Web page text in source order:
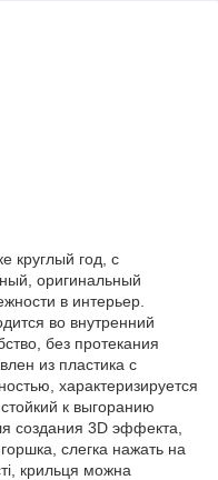
круглый год, с
оригинальный
в интерьер.
во внутренний
без протекания
из пластика с
характеризируется
к выгоранию
создания 3D эффекта,
слегка нажать на
крильця можна